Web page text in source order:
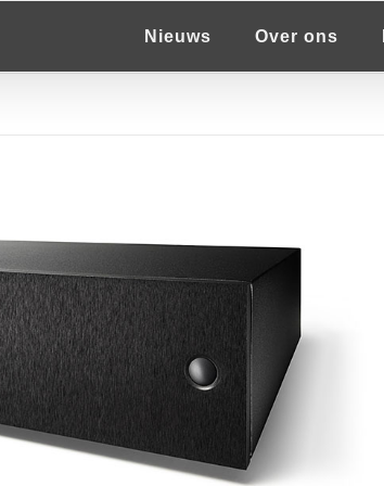
Nieuws Over ons